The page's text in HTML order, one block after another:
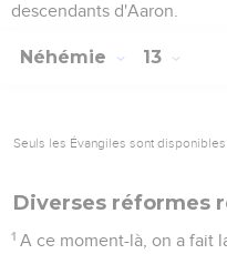
descendants d'Aaron.
Néhémie 13
Seuls les Évangiles sont
Diverses réformes
1 A ce moment-là, on a fait